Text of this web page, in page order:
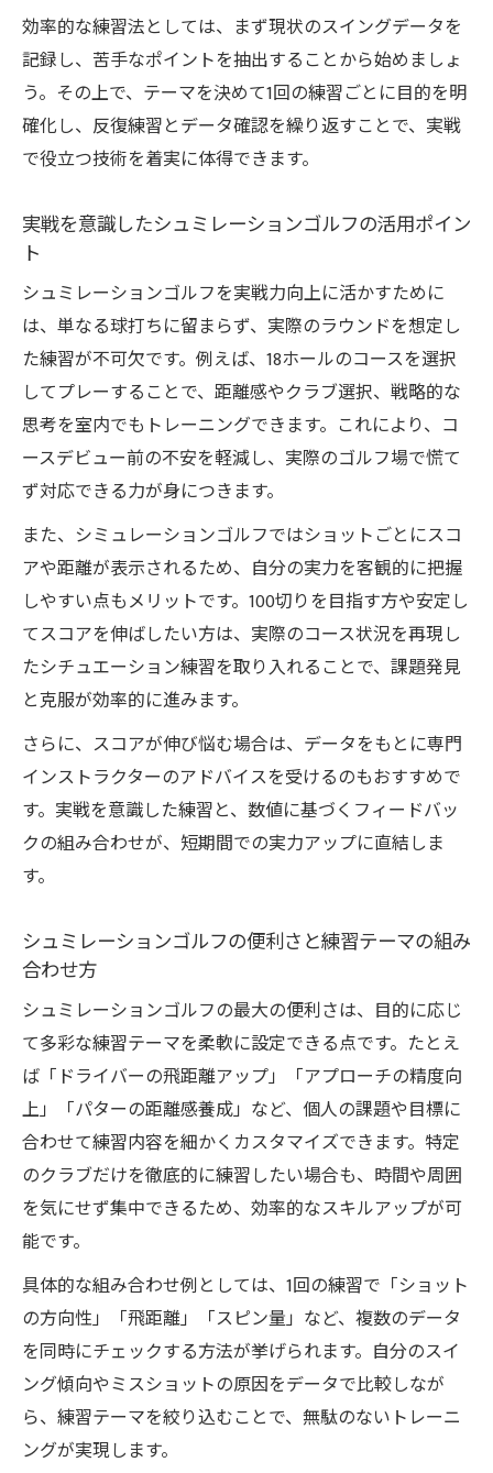
実戦を想定したシュミレーションゴルフ練
習の工夫
スコア実際への影響を分析するシュミレー
ションゴルフ
のヒント
なる方法
打ちっぱなしと比較する室内ゴルフ練習のメリ
ット
シュミレーションゴルフと打ちっぱなしの
違いを徹底比較
室内練習で得られるシュミレーションゴル
フの利点とは
シュミレーションゴルフvs打ちっぱなしで
練習効率検証
天候に左右されないシュミレーションゴル
フの便利さ
打ちっぱなしより効率的？シュミレーショ
ンゴルフ活用法
便利さだけじゃない実際の上達ノウハウ解説
シュミレーションゴルフで上手くなる具体
的なコツ
便利さを生かしたシュミレーションゴルフ
シュミレーションゴルフで下手になる原因
と対策
実際に役立つシュミレーションゴルフの上
達法
自宅練習で伸び悩まないシュミレーション
ゴルフ術
100切り達成に近づく練習効率と費用対効果
シュミレーションゴルフで100切りに挑戦す
る効率練習
フ活用術
シュミレーションゴルフ練習でスコア実際
を改善するコツ
100切り達成へシュミレーションゴルフの練
習戦略
練習コスト最適化に効くシュミレーション
効率的な練習法としては、まず現状のスイングデータを
記録し、苦手なポイントを抽出することから始めましょ
う。その上で、テーマを決めて1回の練習ごとに目的を明
確化し、反復練習とデータ確認を繰り返すことで、実戦
で役立つ技術を着実に体得できます。
実戦を意識したシュミレーションゴルフの活用ポイン
ト
シュミレーションゴルフを実戦力向上に活かすために
は、単なる球打ちに留まらず、実際のラウンドを想定し
た練習が不可欠です。例えば、18ホールのコースを選択
してプレーすることで、距離感やクラブ選択、戦略的な
思考を室内でもトレーニングできます。これにより、コ
ースデビュー前の不安を軽減し、実際のゴルフ場で慌て
ず対応できる力が身につきます。
また、シミュレーションゴルフではショットごとにスコ
アや距離が表示されるため、自分の実力を客観的に把握
しやすい点もメリットです。100切りを目指す方や安定し
てスコアを伸ばしたい方は、実際のコース状況を再現し
たシチュエーション練習を取り入れることで、課題発見
と克服が効率的に進みます。
さらに、スコアが伸び悩む場合は、データをもとに専門
インストラクターのアドバイスを受けるのもおすすめで
す。実戦を意識した練習と、数値に基づくフィードバッ
クの組み合わせが、短期間での実力アップに直結しま
す。
シュミレーションゴルフの便利さと練習テーマの組み
合わせ方
シュミレーションゴルフの最大の便利さは、目的に応じ
て多彩な練習テーマを柔軟に設定できる点です。たとえ
ば「ドライバーの飛距離アップ」「アプローチの精度向
上」「パターの距離感養成」など、個人の課題や目標に
合わせて練習内容を細かくカスタマイズできます。特定
のクラブだけを徹底的に練習したい場合も、時間や周囲
を気にせず集中できるため、効率的なスキルアップが可
能です。
具体的な組み合わせ例としては、1回の練習で「ショット
の方向性」「飛距離」「スピン量」など、複数のデータ
を同時にチェックする方法が挙げられます。自分のスイ
ング傾向やミスショットの原因をデータで比較しなが
ら、練習テーマを絞り込むことで、無駄のないトレーニ
ングが実現します。